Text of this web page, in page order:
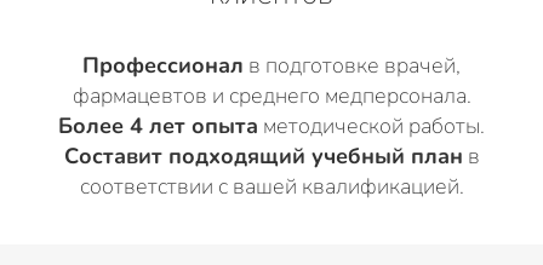
Профессионал в подготовке врачей,
фармацевтов и среднего медперсонала.
Более 4 лет опыта методической работы.
Составит подходящий учебный план в
соответствии с вашей квалификацией.